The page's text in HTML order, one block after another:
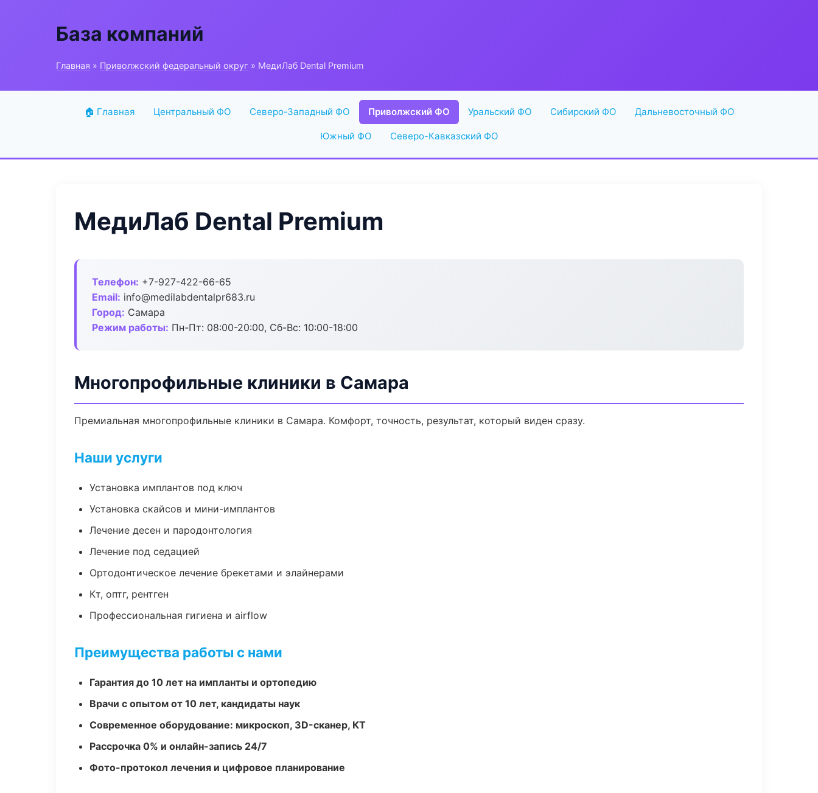
База компаний
Главная » Приволжский федеральный округ » МедиЛаб Dental Premium
🏠 Главная Центральный ФО Северо-Западный ФО Приволжский ФО Уральский ФО Сибирский ФО Дальневосточный ФО
Южный ФО Северо-Кавказский ФО
МедиЛаб Dental Premium
Телефон: +7-927-422-66-65
Email: info@medilabdentalpr683.ru
Город: Самара
Режим работы: Пн-Пт: 08:00-20:00, Сб-Вс: 10:00-18:00
Многопрофильные клиники в Самара
Премиальная многопрофильные клиники в Самара. Комфорт, точность, результат, который виден сразу.
Наши услуги
Установка имплантов под ключ
Установка скайсов и мини-имплантов
Лечение десен и пародонтология
Лечение под седацией
Ортодонтическое лечение брекетами и элайнерами
Кт, оптг, рентген
Профессиональная гигиена и airflow
Преимущества работы с нами
Гарантия до 10 лет на импланты и ортопедию
Врачи с опытом от 10 лет, кандидаты наук
Современное оборудование: микроскоп, 3D-сканер, КТ
Рассрочка 0% и онлайн-запись 24/7
Фото-протокол лечения и цифровое планирование